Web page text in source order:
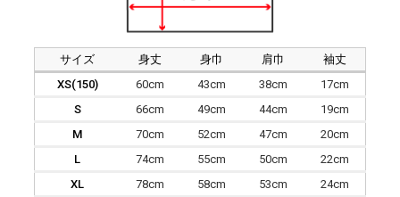
サイズ 身丈 身巾 肩巾
袖丈
XS(150)
60cm 43cm 38cm
17cm
S
66cm 49cm 44cm
19cm
M
70cm 52cm 47cm
20cm
L
74cm 55cm 50cm
22cm
XL
78cm 58cm 53cm 24cm